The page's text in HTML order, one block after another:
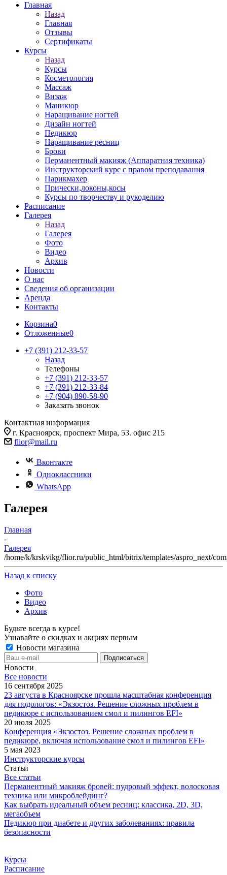
Главная
Назад
Главная
Отзывы
Сертификаты
Курсы
Назад
Курсы
Косметология
Массаж
Визаж
Маникюр
Наращивание ногтей
Дизайн ногтей
Педикюр
Наращивание ресниц
Брови
Перманентный макияж (Аппаратная техника)
Инструкторский курс с правом преподавания
Парикмахер
Прически,локоны,косы
Курсы по творчеству и рукоделию
Расписание
Галерея
Назад
Галерея
Фото
Видео
Архив
Новости
О нас
Сведения об организации
Аренда
Контакты
Корзина0
Отложенные0
+7 (391) 212-33-57
Назад
Телефоны
+7 (391) 212-33-57
+7 (391) 212-33-84
+7 (904) 890-58-90
Заказать звонок
Контактная информация
г. Красноярск, проспект Мира, 53. офис 215
flior@mail.ru
Вконтакте
Одноклассники
WhatsApp
Галерея
Главная
-
Галерея
/home/k/krskvikg/flior.ru/public_html/bitrix/templates/aspro_next/
Назад к списку
Фото
Видео
Архив
Будьте всегда в курсе!
Узнавайте о скидках и акциях первым
Новости магазина
Новости
Все новости
16 сентября 2025
23 августа в Красноярске прошла масштабная конференция
для подологов: «Экзостоз. Решение сложных проблем в
педикюре с использованием смол и пилингов EFI»
20 июля 2025
Конференция «Экзостоз. Решение сложных проблем в
педикюре, включая использование смол и пилингов EFI»
5 мая 2023
Инструкторские курсы
Статьи
Все статьи
Перманентный макияж бровей: пудровый эффект, волосковая
техника или микроблейдинг?
Как выбрать идеальный объем ресниц: классика, 2D, 3D,
мегаобъем
Педикюр при диабете и других заболеваниях: правила
безопасности
Курсы
Расписание